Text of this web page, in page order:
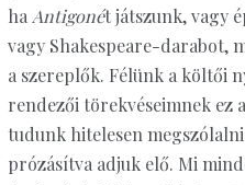
haAntigonét játszunk, vagy
vagy Shakespeare-darabot,
a szereplők. Félünk a költői
rendezői törekvéseimnek ez
tudunk hitelesen
prózásítva adjuk elő. Mi